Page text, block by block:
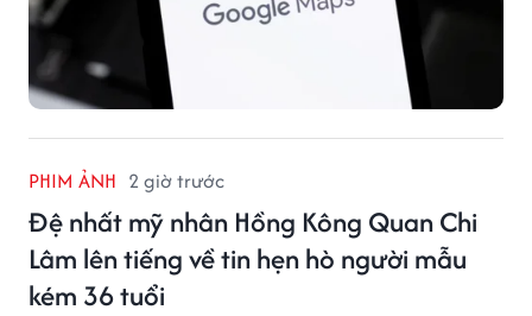
PHIM ẢNH 2 giờ trước
Đệ nhất mỹ nhân Hồng Kông Quan Chi
Lâm lên tiếng về tin hẹn hò người mẫu
kém 36 tuổi